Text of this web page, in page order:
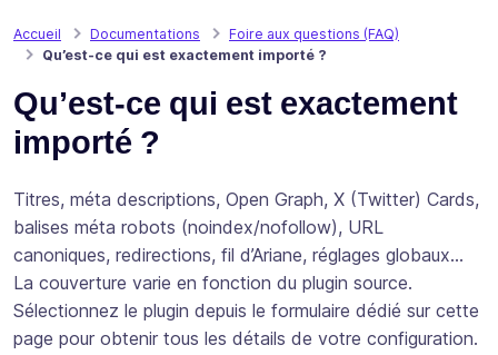
Accueil Documentations
Foire aux questions (FAQ)
Qu’est-ce qui est exactement importé ?
Qu’est-ce qui est exactement
importé ?
Titres, méta descriptions, Open Graph, X (Twitter) Cards,
balises méta robots (noindex/nofollow), URL
canoniques, redirections, fil d’Ariane, réglages globaux…
La couverture varie en fonction du plugin source.
Sélectionnez le plugin depuis le formulaire dédié sur cette
page pour obtenir tous les détails de votre configuration.